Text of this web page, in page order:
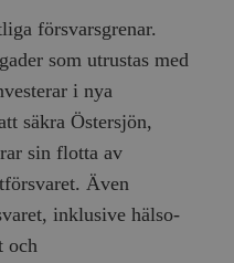
försvarsgrenar.
som utrustas med
i nya
säkra Östersjön,
sin flotta av
Även
inklusive hälso-
och